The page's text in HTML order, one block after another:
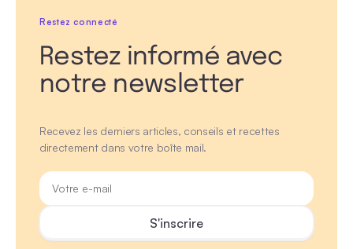
Restez connecté
Restez informé avec
notre newsletter
Recevez les derniers articles, conseils et recettes
directement dans votre boîte mail.